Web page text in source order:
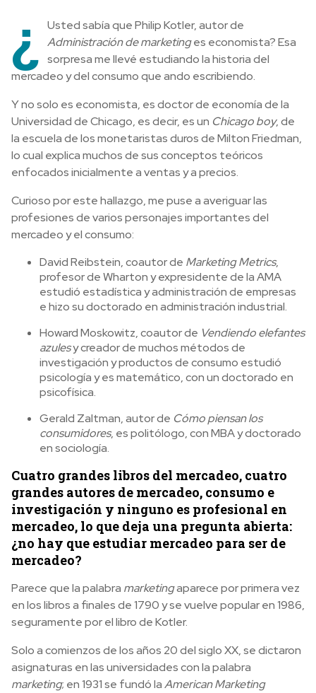
¿
Usted sabía que Philip Kotler, autor de
Administración de marketinges economista? Esa
sorpresa me llevé estudiando la historia del
mercadeo y del consumo que ando escribiendo.
Y no solo es economista, es doctor de economía de la
Universidad de Chicago, es decir, es un Chicago boy, de
la escuela de los monetaristas duros de Milton Friedman,
lo cual explica muchos de sus conceptos teóricos
enfocados inicialmente a ventas y a precios.
Curioso por este hallazgo, me puse a averiguar las
profesiones de varios personajes importantes del
mercadeo y el consumo:
David Reibstein, coautor de Marketing Metrics,
profesor de Wharton y expresidente de la AMA
estudió estadística y administración de empresas
e hizo su doctorado en administración industrial.
Howard Moskowitz, coautor de Vendiendo elefantes
azulesy creador de muchos métodos de
investigación y productos de consumo estudió
psicología y es matemático, con un doctorado en
psicofísica.
Gerald Zaltman, autor de Cómo piensan los
consumidores, es politólogo, con MBA y doctorado
en sociología.
Cuatro grandes libros del mercadeo, cuatro
grandes autores de mercadeo, consumo e
investigación y ninguno es profesional en
mercadeo, lo que deja una pregunta abierta:
¿no hay que estudiar mercadeo para ser de
mercadeo?
Parece que la palabra marketingaparece por primera vez
en los libros a finales de 1790 y se vuelve popular en 1986,
seguramente por el libro de Kotler.
Solo a comienzos de los años 20 del siglo XX, se dictaron
asignaturas en las universidades con la palabra
marketing; en 1931 se fundó laAmerican Marketing